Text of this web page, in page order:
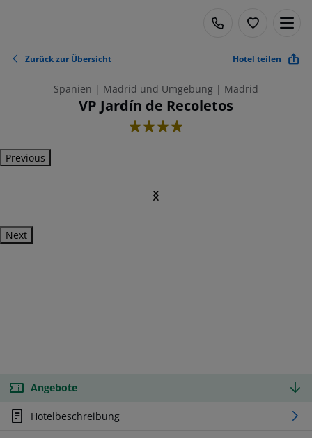
Zurück zur Übersicht Hotel teilen
Spanien | Madrid und Umgebung | Madrid
VP Jardín de Recoletos
4
Previous
Next
Angebote
Hotelbeschreibung